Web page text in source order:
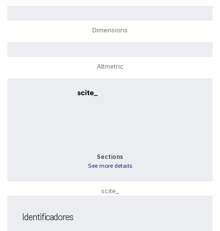
Dimensions
Altmetric
Sections
See more details
scite_
Identificadores